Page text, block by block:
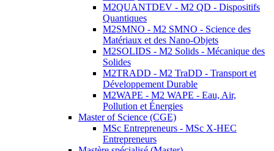
M2QUANTDEV - M2 QD - Dispositifs
Quantiques
M2SMNO - M2 SMNO - Science des
Matériaux et des Nano-Objets
M2SOLIDS - M2 Solids - Mécanique des
Solides
M2TRADD - M2 TraDD - Transport et
Développement Durable
M2WAPE - M2 WAPE - Eau, Air,
Pollution et Énergies
Master of Science (CGE)
MSc Entrepreneurs - MSc X-HEC
Entrepreneurs